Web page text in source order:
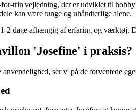
trin vejledning, der er udviklet til
kan være tunge og uhåndterlige alene.
2 dage afhængig af erfaring og værktøj.
'Josefine' i praksis?
ser vi på de forventede